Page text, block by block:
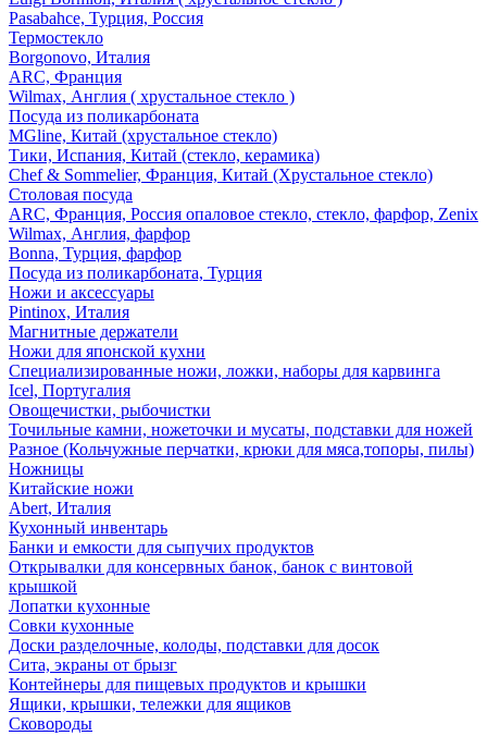
Pasabahce, Турция, Россия
Термостекло
Borgonovo, Италия
ARC, Франция
Wilmax, Англия ( хрустальное стекло )
Посуда из поликарбоната
MGline, Китай (хрустальное стекло)
Тики, Испания, Китай (стекло, керамика)
Chef & Sommelier, Франция, Китай (Хрустальное стекло)
Столовая посуда
ARC, Франция, Россия опаловое стекло, стекло, фарфор, Zenix
Wilmax, Англия, фарфор
Bonna, Турция, фарфор
Посуда из поликарбоната, Турция
Ножи и аксессуары
Pintinox, Италия
Магнитные держатели
Ножи для японской кухни
Специализированные ножи, ложки, наборы для карвинга
Icel, Португалия
Овощечистки, рыбочистки
Точильные камни, ножеточки и мусаты, подставки для ножей
Разное (Кольчужные перчатки, крюки для мяса,топоры, пилы)
Ножницы
Китайские ножи
Abert, Италия
Кухонный инвентарь
Банки и емкости для сыпучих продуктов
Открывалки для консервных банок, банок с винтовой
крышкой
Лопатки кухонные
Совки кухонные
Доски разделочные, колоды, подставки для досок
Сита, экраны от брызг
Контейнеры для пищевых продуктов и крышки
Ящики, крышки, тележки для ящиков
Сковороды